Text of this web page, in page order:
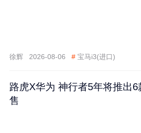
徐辉 2026-08-06 # 宝马i3(进口)
路虎X华为 神行者5年将推出
售